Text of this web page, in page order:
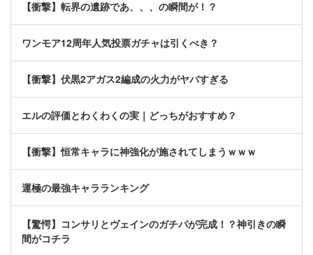
【衝撃】転界の遺跡であ、、、の瞬間が！？
ワンモア12周年人気投票ガチャは引くべき？
【衝撃】伏黒2アガス2編成の火力がヤバすぎる
エルの評価とわくわくの実｜どっちがおすすめ？
【衝撃】恒常キャラに神強化が施されてしまうｗｗｗ
運極の最強キャラランキング
【驚愕】コンサリとヴェインのガチパが完成！？神引きの瞬
間がコチラ